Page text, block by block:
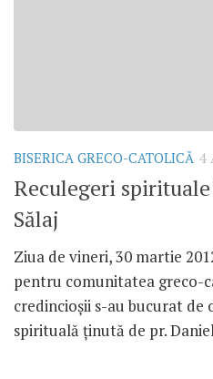
BISERICA GRECO-CATOLICĂ 4
Reculegeri
Sălaj
Ziua de vineri, 30 martie
pentru comunitatea greco-
credincioşii s-au bucurat de
spirituală ţinută de pr.